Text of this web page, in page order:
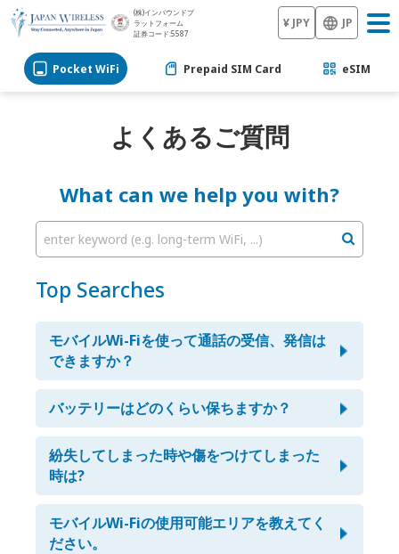
(株)インバウンドプ
ラットフォーム
証券コード:5587
¥ JPY JP
Pocket WiFi Prepaid SIM Card eSIM
よくあるご質問
What can we help you with?
enter keyword (e.g. long-term WiFi, ...)
Top Searches
モバイルWi-Fiを使って通話の受信、発信は
できますか？
SkypeやLINE等のデータ通信を使った通話ならばご利用頂
けますが、電話番号を使った通話やSMSはご利用頂けませ
ん。
バッテリーはどのくらい保ちますか？
最大で4〜8時間、連続してご利用頂けます。弊社の端末
は、非通信時に自動的にバッテリーセーブ機能が作動しま
す。
またモバイルバッテリーを無料でお付けしておりますの
で、バッテリーの保ちに関してはご心配なくご利用頂けま
す。
紛失してしまった時や傷をつけてしまった
時は?
安心パックにご加入して頂く事をお勧めしています。
ご加入して頂くと万が一紛失してしまった場合でも、最大
で賠償費全額が免除となります。
モバイルWi-Fiの使用可能エリアを教えてく
ださい。